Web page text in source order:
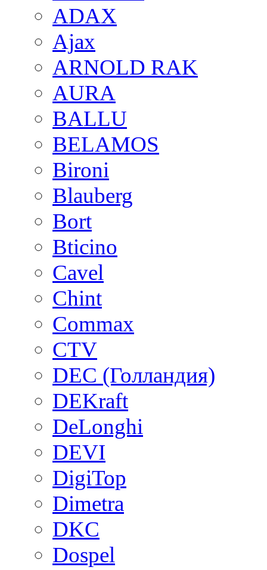
ADAX
Ajax
ARNOLD RAK
AURA
BALLU
BELAMOS
Bironi
Blauberg
Bort
Bticino
Cavel
Chint
Commax
CTV
DEC (Голландия)
DEKraft
DeLonghi
DEVI
DigiTop
Dimetra
DKC
Dospel